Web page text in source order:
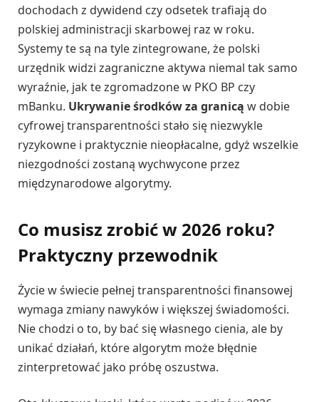
dochodach z dywidend czy odsetek trafiają do
polskiej administracji skarbowej raz w roku.
Systemy te są na tyle zintegrowane, że polski
urzędnik widzi zagraniczne aktywa niemal tak samo
wyraźnie, jak te zgromadzone w PKO BP czy
mBanku. Ukrywanie środków za granicą w dobie
cyfrowej transparentności stało się niezwykle
ryzykowne i praktycznie nieopłacalne, gdyż wszelkie
niezgodności zostaną wychwycone przez
międzynarodowe algorytmy.
Co musisz zrobić w 2026 roku?
Praktyczny przewodnik
Życie w świecie pełnej transparentności finansowej
wymaga zmiany nawyków i większej świadomości.
Nie chodzi o to, by bać się własnego cienia, ale by
unikać działań, które algorytm może błędnie
zinterpretować jako próbę oszustwa.